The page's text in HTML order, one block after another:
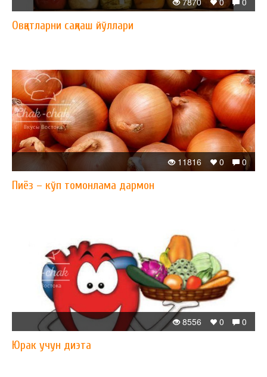
Овқатларни сақлаш йўллари
0
0
11816
Пиёз – кўп томонлама дармон
0
0
8556
Юрак учун диэта